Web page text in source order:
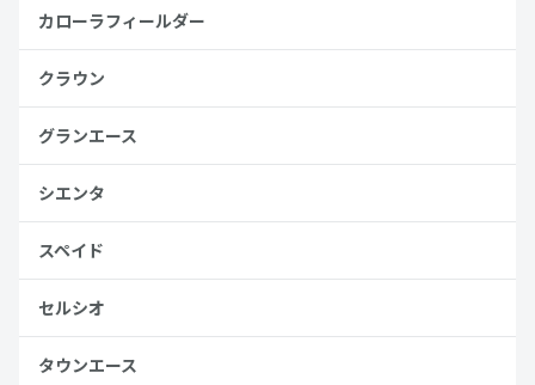
カローラフィールダー
クラウン
グランエース
シエンタ
スペイド
セルシオ
タウンエース